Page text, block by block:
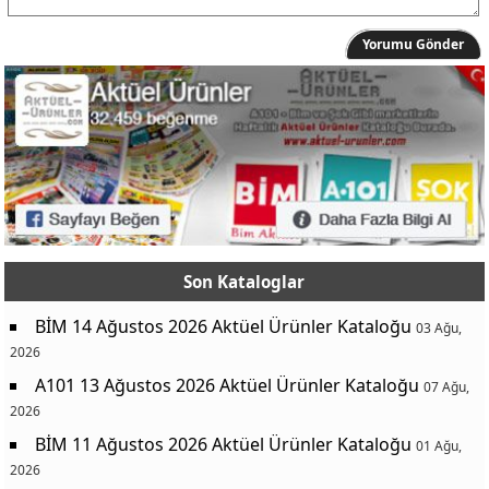
Yorumu Gönder
Son Kataloglar
BİM 14 Ağustos 2026 Aktüel Ürünler Kataloğu 03 Ağu,
2026
A101 13 Ağustos 2026 Aktüel Ürünler Kataloğu 07 Ağu,
2026
BİM 11 Ağustos 2026 Aktüel Ürünler Kataloğu 01 Ağu,
2026